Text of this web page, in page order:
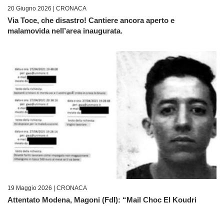
20 Giugno 2026 | CRONACA
Via Toce, che disastro! Cantiere ancora aperto e
malamovida nell’area inaugurata.
19 Maggio 2026 | CRONACA
Attentato Modena, Magoni (FdI): “Mail Choc El Koudri